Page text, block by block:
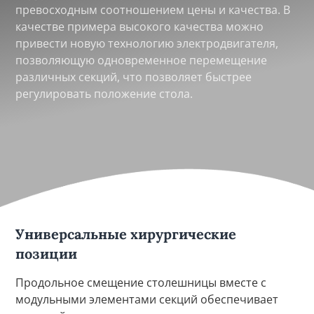
превосходным соотношением цены и качества. В
качестве примера высокого качества можно
привести новую технологию электродвигателя,
позволяющую одновременное перемещение
различных секций, что позволяет быстрее
регулировать положение стола.
Универсальные хирургические
позиции
Продольное смещение столешницы вместе с
модульными элементами секций обеспечивает